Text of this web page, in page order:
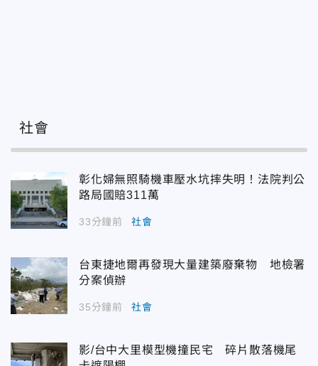
社會
彰化婦無照騎機車壓水坑摔失明！法院判公
路局國賠311萬
33分鐘前 社會
台東捷地爾再發現大量建築廢棄物 地檢署
分案偵辦
35分鐘前 社會
影/台中大里模型機撞民宅 碎片散落機尾